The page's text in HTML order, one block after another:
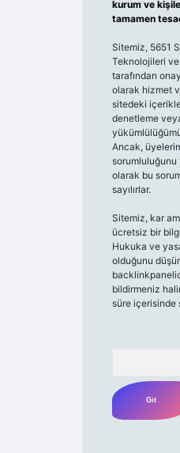
kurum ve
tamamen
Sitemiz, 5651
Teknolojileri
tarafından
olarak hizmet
sitedeki
denetleme
Ancak,
sorumluluğunu
olarak bu
sayılırlar.
Sitemiz, kar
ücretsiz bir
Hukuka ve
olduğunu
bildirmeniz
süre içerisinde